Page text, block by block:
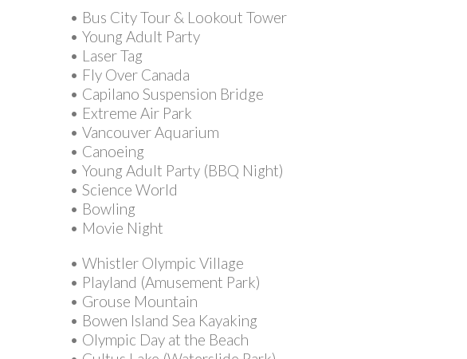
• Bus City Tour & Lookout Tower
• Young Adult Party
• Laser Tag
• Fly Over Canada
• Capilano Suspension Bridge
• Extreme Air Park
• Vancouver Aquarium
• Canoeing
• Young Adult Party (BBQ Night)
• Science World
• Bowling
• Movie Night
• Whistler Olympic Village
• Playland (Amusement Park)
• Grouse Mountain
• Bowen Island Sea Kayaking
• Olympic Day at the Beach